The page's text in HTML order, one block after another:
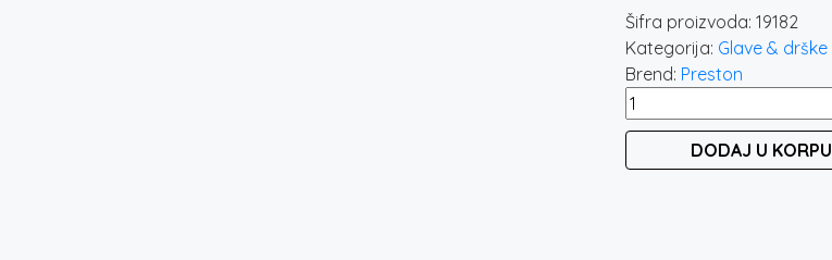
Šifra proizvoda: 19182
Kategorija: Glave &
Brend: Preston
PRESTON
FREE
LANDING
DODAJ U KORPU